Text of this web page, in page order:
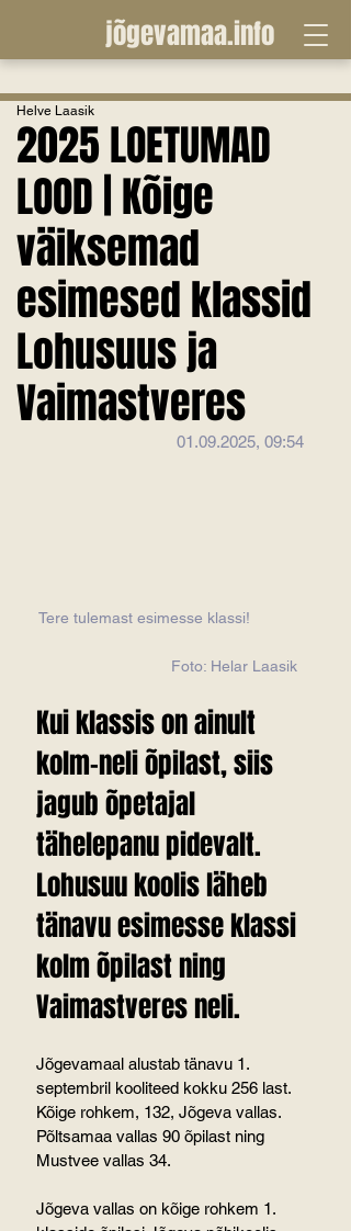
jõgevamaa.info
2025 LOETUMAD
LOOD | Kõige
väiksemad
esimesed klassid
Lohusuus ja
Vaimastveres
Helve Laasik
01.09.2025, 09:54
Tere tulemast esimesse klassi!
                             Foto: Helar Laasik
Kui klassis on ainult
kolm-neli õpilast, siis
jagub õpetajal
tähelepanu pidevalt.
Lohusuu koolis läheb
tänavu esimesse klassi
kolm õpilast ning
Vaimastveres neli.
Jõgevamaal alustab tänavu 1.
septembril kooliteed kokku 256 last.
Kõige rohkem, 132, Jõgeva vallas.
Põltsamaa vallas 90 õpilast ning
Mustvee vallas 34.
Jõgeva vallas on kõige rohkem 1.